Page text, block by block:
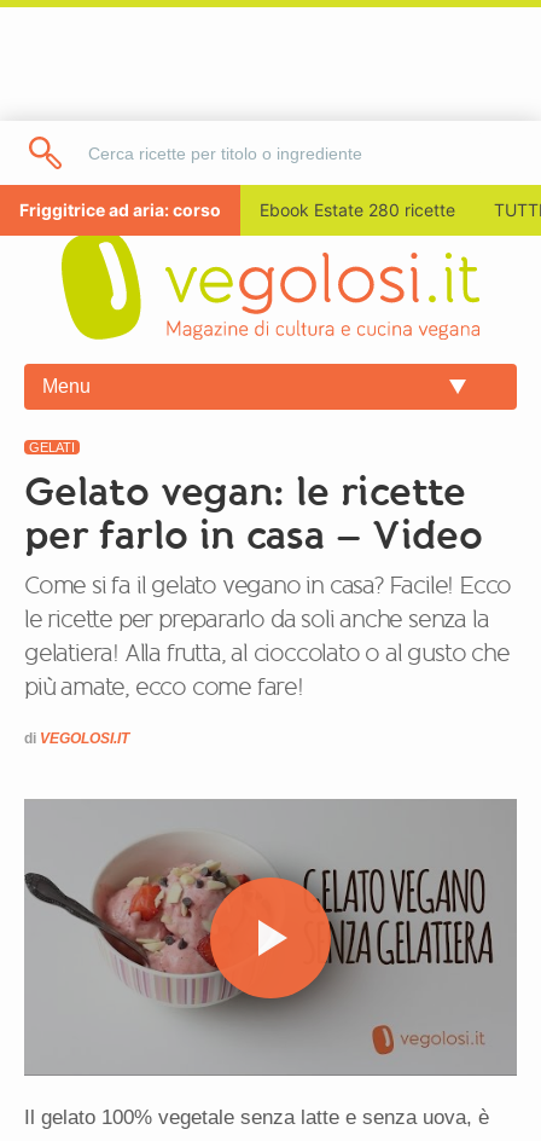
Friggitrice ad aria: corso Ebook Estate 280 ricette
Menu
GELATI
Gelato vegan: le ricette
per farlo in casa – Video
Come si fa il gelato vegano in casa? Facile! Ecco
le ricette per prepararlo da soli anche senza la
gelatiera! Alla frutta, al cioccolato o al gusto che
più amate, ecco come fare!
di VEGOLOSI.IT
Il gelato 100% vegetale senza latte e senza uova, è